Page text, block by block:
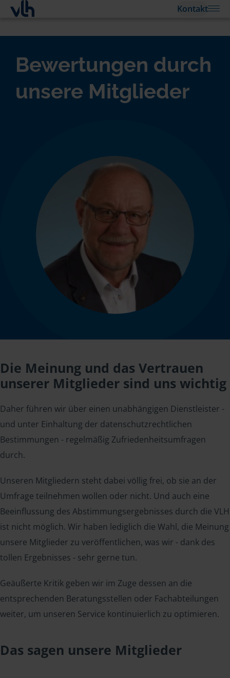
Kontakt
Bewertungen durch
unsere Mitglieder
Die Meinung und das Vertrauen
unserer Mitglieder sind uns wichtig
Daher führen wir über einen unabhängigen Dienstleister -
und unter Einhaltung der datenschutzrechtlichen
Bestimmungen - regelmäßig Zufriedenheitsumfragen
durch.
Unseren Mitgliedern steht dabei völlig frei, ob sie an der
Umfrage teilnehmen wollen oder nicht. Und auch eine
Beeinflussung des Abstimmungsergebnisses durch die VLH
ist nicht möglich. Wir haben lediglich die Wahl, die Meinung
unsere Mitglieder zu veröffentlichen, was wir - dank des
tollen Ergebnisses - sehr gerne tun.
Geäußerte Kritik geben wir im Zuge dessen an die
entsprechenden Beratungsstellen oder Fachabteilungen
weiter, um unseren Service kontinuierlich zu optimieren.
Das sagen unsere Mitglieder